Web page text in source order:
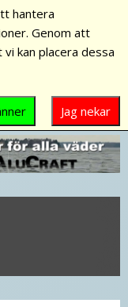
hantera
Genom att
kan placera dessa
Jag nekar